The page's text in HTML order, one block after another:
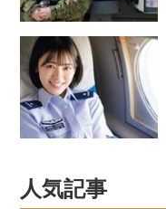
人気記事